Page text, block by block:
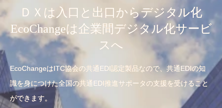
ＤＸは入口と出口からデジタル化
EcoChangeは企業間デジタル化サービ
スへ
EcoChangeはITC協会の共通EDI認定製品なので、共通EDIの知
識を身につけた全国の共通EDI推進サポータの支援を受けること
ができます。